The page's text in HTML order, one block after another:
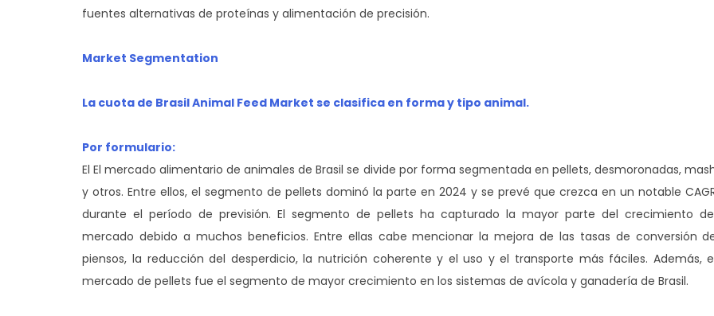
fuentes alternativas de proteínas y alimentación de precisión.
Market Segmentation
La cuota de Brasil Animal Feed Market se clasifica en forma y tipo animal.
Por formulario:
El El mercado alimentario de animales de Brasil se divide por forma segmentada en pellets, desmoronadas,
y otros. Entre ellos, el segmento de pellets dominó la parte en 2024 y se prevé que crezca en un notable
durante el período de previsión. El segmento de pellets ha capturado la mayor parte del crecimiento
mercado debido a muchos beneficios. Entre ellas cabe mencionar la mejora de las tasas de conversión
piensos, la reducción del desperdicio, la nutrición coherente y el uso y el transporte más fáciles. Además,
mercado de pellets fue el segmento de mayor crecimiento en los sistemas de avícola y ganadería de Brasil.